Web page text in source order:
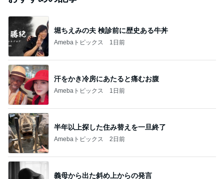
堀ちえみの夫 検診前に歴史ある牛丼
Amebaトピックス 1日前
汗をかき冷房にあたると痛むお腹
Amebaトピックス 1日前
半年以上探した住み替えを一旦終了
Amebaトピックス 2日前
義母から出た斜め上からの発言